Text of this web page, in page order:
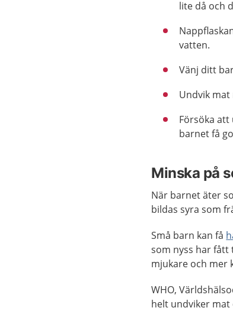
lite då och
vatten.
Vänj ditt
Undvik
Försöka att
barnet få
Minska på
När barnet äter
bildas syra som
Små barn kan få
som nyss har
mjukare och mer
WHO,
helt undviker mat